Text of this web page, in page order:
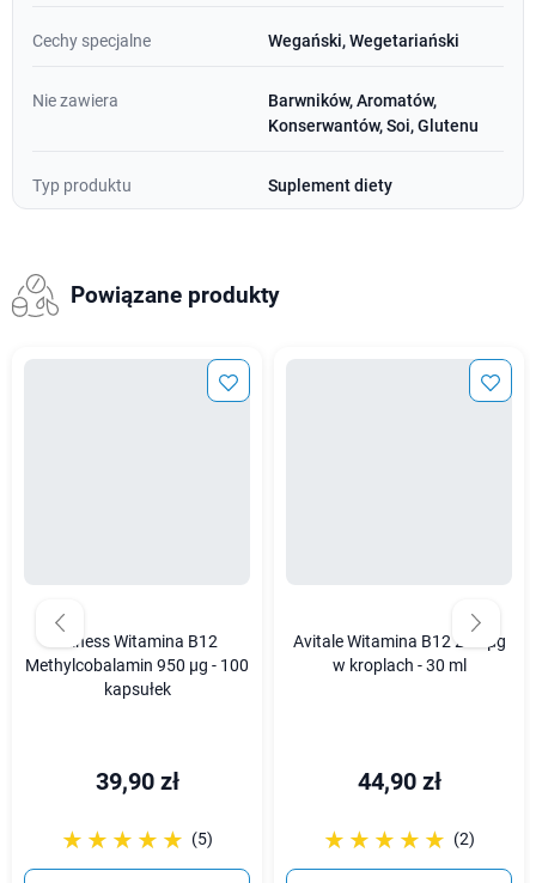
Cechy specjalne Wegański, Wegetariański
Nie zawiera
Barwników, Aromatów,
Konserwantów, Soi, Glutenu
Typ produktu Suplement diety
Powiązane produkty
Aliness Witamina B12
Methylcobalamin 950 µg - 100
kapsułek
39,90 zł
☆☆☆☆☆
★★★★★ (5)
Avitale Witamina B12 200 µg
w kroplach - 30 ml
44,90 zł
☆☆☆☆☆
★★★★★ (2)